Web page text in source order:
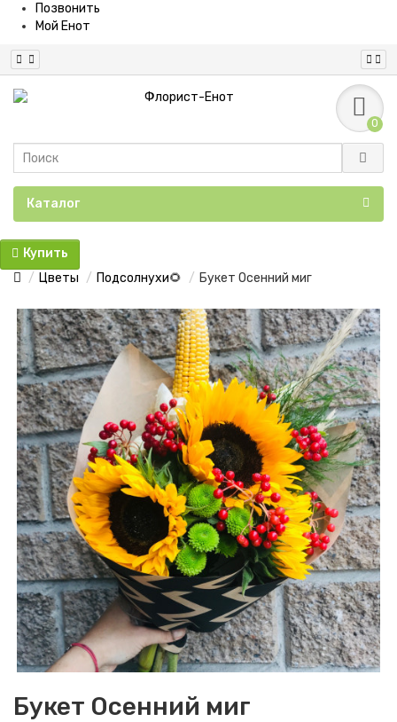
Позвонить
Мой Енот
0
Каталог
Купить
Цветы
Подсолнухи🌻 Букет Осенний миг
Букет Осенний миг